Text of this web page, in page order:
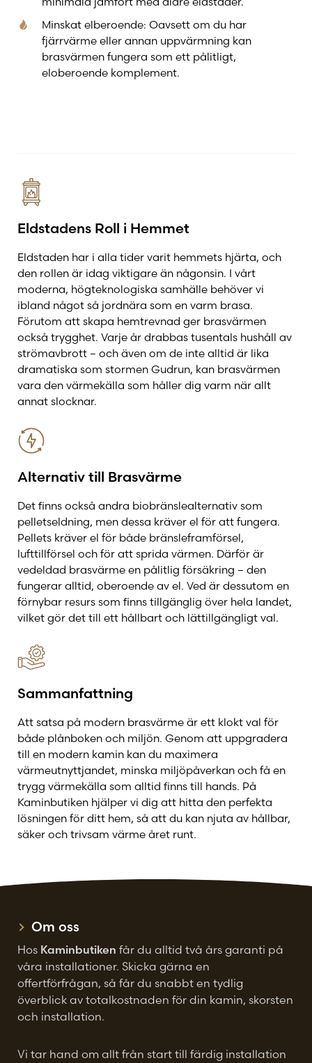
Minskat elberoende: Oavsett om du har
fjärrvärme eller annan uppvärmning kan
brasvärmen fungera som ett pålitligt,
eloberoende komplement.
Eldstadens Roll i Hemmet
Eldstaden har i alla tider varit hemmets hjärta, och
den rollen är idag viktigare än någonsin. I vårt
moderna, högteknologiska samhälle behöver vi
ibland något så jordnära som en varm brasa.
Förutom att skapa hemtrevnad ger brasvärmen
också trygghet. Varje år drabbas tusentals hushåll av
strömavbrott – och även om de inte alltid är lika
dramatiska som stormen Gudrun, kan brasvärmen
vara den värmekälla som håller dig varm när allt
annat slocknar.
Alternativ till Brasvärme
Det finns också andra biobränslealternativ som
pelletseldning, men dessa kräver el för att fungera.
Pellets kräver el för både bränsleframförsel,
lufttillförsel och för att sprida värmen. Därför är
vedeldad brasvärme en pålitlig försäkring – den
fungerar alltid, oberoende av el. Ved är dessutom en
förnybar resurs som finns tillgänglig över hela landet,
vilket gör det till ett hållbart och lättillgängligt val.
Sammanfattning
Att satsa på modern brasvärme är ett klokt val för
både plånboken och miljön. Genom att uppgradera
till en modern kamin kan du maximera
värmeutnyttjandet, minska miljöpåverkan och få en
trygg värmekälla som alltid finns till hands. På
Kaminbutiken hjälper vi dig att hitta den perfekta
lösningen för ditt hem, så att du kan njuta av hållbar,
säker och trivsam värme året runt.
Om oss
Hos Kaminbutiken får du alltid två års garanti på
våra installationer. Skicka gärna en
offertförfrågan, så får du snabbt en tydlig
överblick av totalkostnaden för din kamin, skorsten
och installation.
Vi tar hand om allt från start till färdig installation